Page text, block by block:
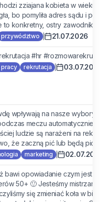
zziajana kobieta w wieku
bo pomyliła adres sądu i
to konkretny, ostry zawodnik. I
przywództwo 21.07.2026
#hr
rekrutacja
wpływają na nasze
meczu automatycznie
ludzie są narażeni na
że zaczną pić lub będą pić
marketing
bawi opowiadanie czym jest
50+ 🙂 Jesteśmy
się zmieniać koła w